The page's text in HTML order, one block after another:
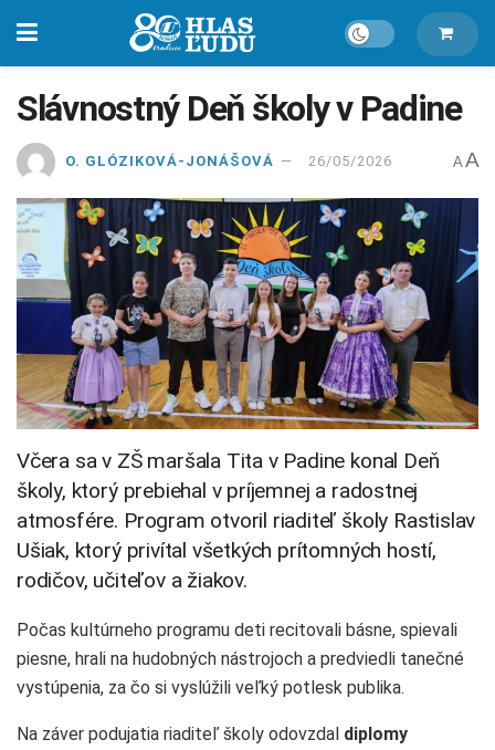
Slávnostný Deň školy v Padine
O. GLÓZIKOVÁ-JONÁŠOVÁ 26/05/2026 A A
Včera sa v ZŠ maršala Tita v Padine konal Deň
školy, ktorý prebiehal v príjemnej a radostnej
atmosfére. Program otvoril riaditeľ školy Rastislav
Ušiak, ktorý privítal všetkých prítomných hostí,
rodičov, učiteľov a žiakov.
Počas kultúrneho programu deti recitovali básne, spievali
piesne, hrali na hudobných nástrojoch a predviedli tanečné
vystúpenia, za čo si vyslúžili veľký potlesk publika.
Na záver podujatia riaditeľ školy odovzdal diplomy